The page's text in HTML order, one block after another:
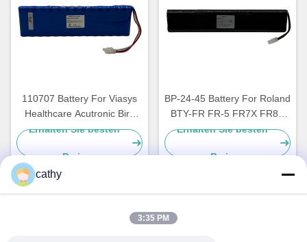
110707 Battery For Viasys
Healthcare Acutronic Bird
Fabian
Erhalten Sie besten
Preis
BP-24-45 Battery For Roland
BTY-FR FR-5 FR7X FR8X
FR-8
Erhalten Sie besten
Preis
Schnelle Kontaktaufnahme
cathy
3:35 PM